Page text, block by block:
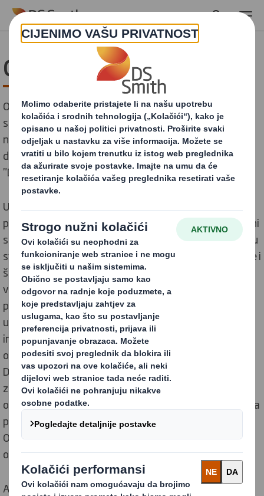
Skip to main content
Obavijest o kolačićima
Ova obavijest odnosi se na sve korisnike ove web
stranice ili bilo koje lokacije na kojoj se ova obavijest
nalazi, a koja je u vlasništvu DS Smitha i njegovih
divizija, podružnica i povezanih tvrtki (zajedno,
"Društvo").
U DS Smithu naš pristup privatnosti i zaštiti podataka
počinje s jednom od naših temeljnih vrijednosti: predani
smo činti prave stvari, na pravi način, iz pravih razloga, u
svako vrijeme. Naša tvrtka prikuplja, koristi, pohranjuje i
štiti vaše osobne podatke u skladu sa svojim etičkim
vrijednostima i u skladu s važećim zakonima o zaštiti
podataka u zemljama u kojima posluje. Naša tvrtka je
uvela tehničke i organizacijske mjere za zaštitu svih
informacija koje prikupljamo. Zakonodavstvo u
određenim jurisdikcijama može zahtijevatida naše
Društvo dopuni ovu Obavijest i uskladi se s lokalnim
zakonima, te ništa u ovoj Obavijesti nije namijenjeno
ograničavanju prava i obveza Društva ili prava ispitanika
prema obveznim lokalnim zakonima. Ništa u ovoj
Obavijesti nije namijenjeno stvaranju ugovornog
odnosa ili nešto slično.
Ako ste u jurisdikciji koja priznaje koncept kontrolora